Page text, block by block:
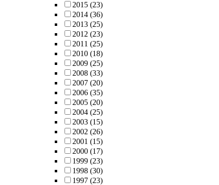
2015 (23)
2014 (36)
2013 (25)
2012 (23)
2011 (25)
2010 (18)
2009 (25)
2008 (33)
2007 (20)
2006 (35)
2005 (20)
2004 (25)
2003 (15)
2002 (26)
2001 (15)
2000 (17)
1999 (23)
1998 (30)
1997 (23)